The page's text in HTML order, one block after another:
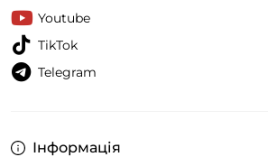
Інформація
Youtube
TikTok
Telegram